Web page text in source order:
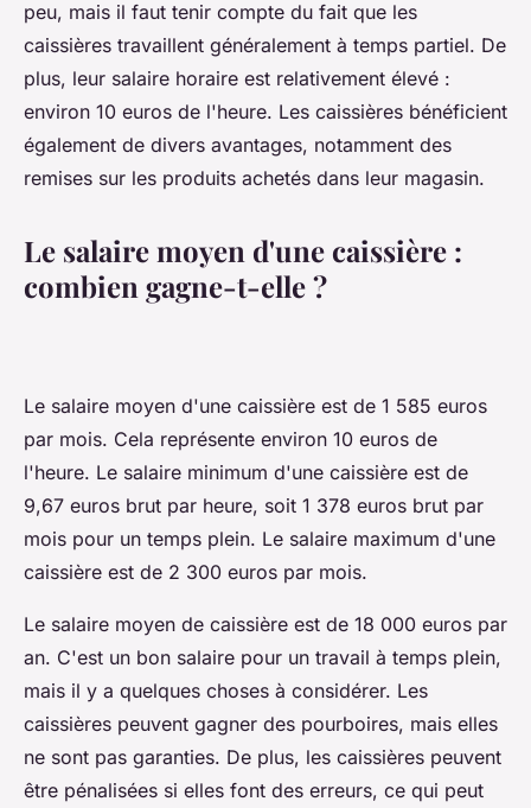
peu, mais il faut tenir compte du fait que les
caissières travaillent généralement à temps partiel. De
plus, leur salaire horaire est relativement élevé :
environ 10 euros de l'heure. Les caissières bénéficient
également de divers avantages, notamment des
remises sur les produits achetés dans leur magasin.
Le salaire moyen d'une caissière :
combien gagne-t-elle ?
Le salaire moyen d'une caissière est de 1 585 euros
par mois. Cela représente environ 10 euros de
l'heure. Le salaire minimum d'une caissière est de
9,67 euros brut par heure, soit 1 378 euros brut par
mois pour un temps plein. Le salaire maximum d'une
caissière est de 2 300 euros par mois.
Le salaire moyen de caissière est de 18 000 euros par
an. C'est un bon salaire pour un travail à temps plein,
mais il y a quelques choses à considérer. Les
caissières peuvent gagner des pourboires, mais elles
ne sont pas garanties. De plus, les caissières peuvent
être pénalisées si elles font des erreurs, ce qui peut